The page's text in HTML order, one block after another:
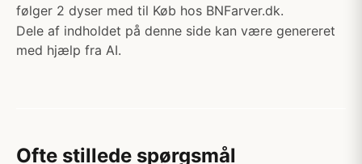
følger 2 dyser med til Køb hos BNFarver.dk.
Dele af indholdet på denne side kan være genereret
med hjælp fra AI.
Ofte stillede spørgsmål